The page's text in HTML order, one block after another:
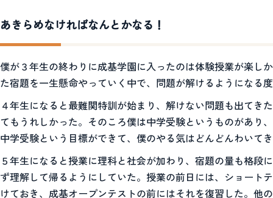
あきらめなければなんとかなる！
僕が３年生の終わりに成基学園に入ったのは体験授業が楽し
た宿題を一生懸命やっていく中で、問題が解けるようになる
４年生になると最難関特訓が始まり、解けない問題も出て
てもうれしかった。そのころ僕は中学受験というものがあり
中学受験という目標ができて、僕のやる気はどんどんわいて
５年生になると授業に理科と社会が加わり、宿題の量も格
ず理解して帰るようにしていた。授業の前日には、ショート
けておき、成基オープンテストの前にはそれを復習した。他